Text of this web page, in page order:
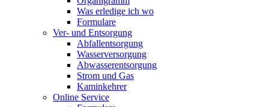
Was erledige ich wo
Formulare
Ver- und Entsorgung
Abfallentsorgung
Wasserversorgung
Abwasserentsorgung
Strom und Gas
Kaminkehrer
Online Service